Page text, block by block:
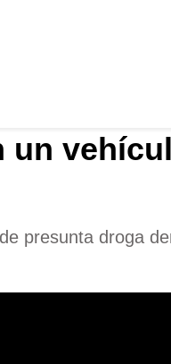
un
presunta droga